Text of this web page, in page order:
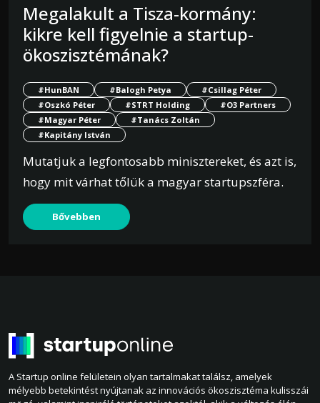
Megalakult a Tisza-kormány:
kikre kell figyelnie a startup-
ökoszisztémának?
#HunBAN #Balogh Petya
#Csillag Péter
#Oszkó Péter
#STRT Holding
#O3 Partners
#Magyar Péter
#Tanács Zoltán
#Kapitány István
Mutatjuk a legfontosabb minisztereket, és azt is,
hogy mit várhat tőlük a magyar startupszféra.
Bővebben
A Startup online felületein olyan tartalmakat találsz, amelyek
mélyebb betekintést nyújtanak az innovációs ökoszisztéma kulisszái